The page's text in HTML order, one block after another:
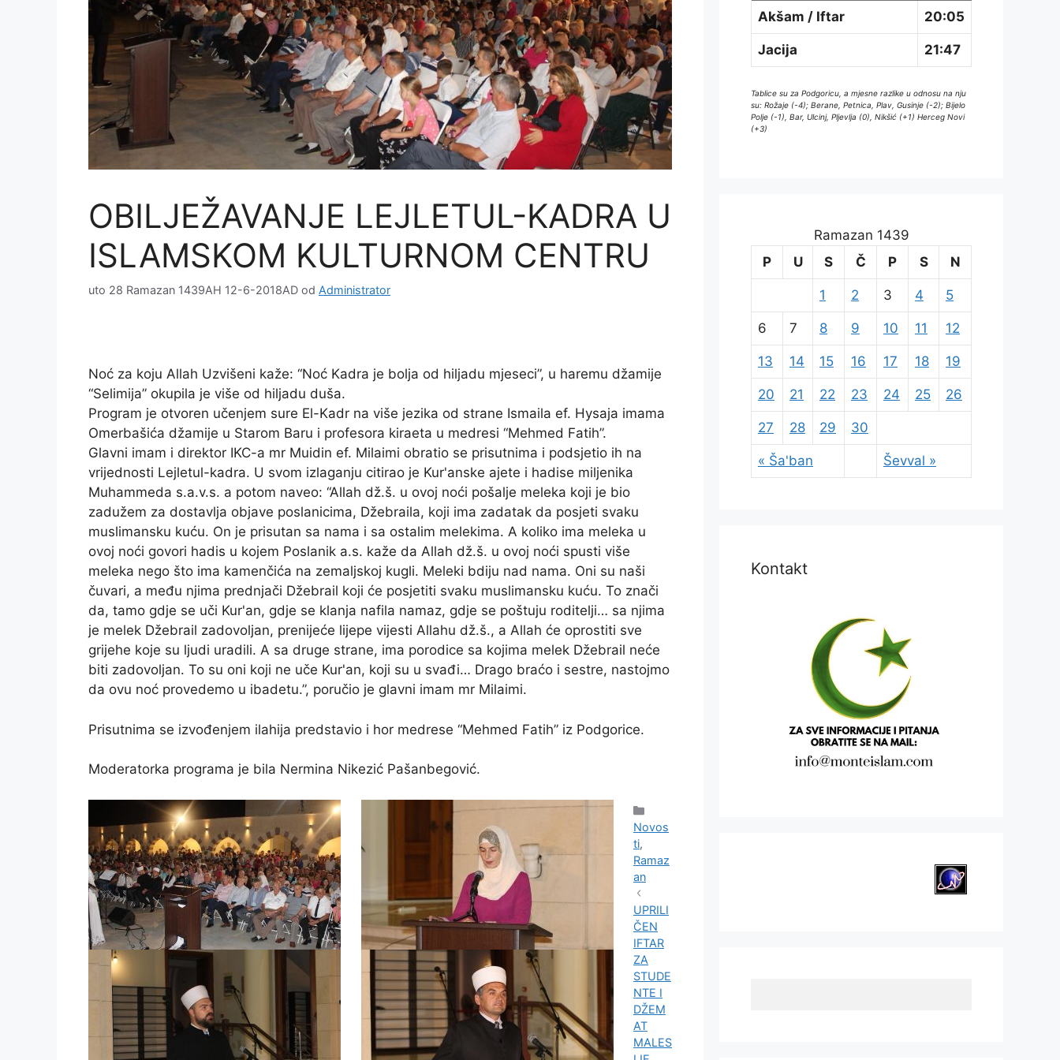
OBILJEŽAVANJE LEJLETUL-KADRA U
ISLAMSKOM KULTURNOM CENTRU
uto 28 Ramazan 1439AH 12-6-2018AD od Administrator
Noć za koju Allah Uzvišeni kaže: “Noć Kadra je bolja od hiljadu mjeseci”, u haremu džamije
“Selimija” okupila je više od hiljadu duša.
Program je otvoren učenjem sure El-Kadr na više jezika od strane Ismaila ef. Hysaja imama
Omerbašića džamije u Starom Baru i profesora kiraeta u medresi “Mehmed Fatih”.
Glavni imam i direktor IKC-a mr Muidin ef. Milaimi obratio se prisutnima i podsjetio ih na
vrijednosti Lejletul-kadra. U svom izlaganju citirao je Kur'anske ajete i hadise miljenika
Muhammeda s.a.v.s. a potom naveo: “Allah dž.š. u ovoj noći pošalje meleka koji je bio
zadužem za dostavlja objave poslanicima, Džebraila, koji ima zadatak da posjeti svaku
muslimansku kuću. On je prisutan sa nama i sa ostalim melekima. A koliko ima meleka u
ovoj noći govori hadis u kojem Poslanik a.s. kaže da Allah dž.š. u ovoj noći spusti više
meleka nego što ima kamenčića na zemaljskoj kugli. Meleki bdiju nad nama. Oni su naši
čuvari, a među njima prednjači Džebrail koji će posjetiti svaku muslimansku kuću. To znači
da, tamo gdje se uči Kur'an, gdje se klanja nafila namaz, gdje se poštuju roditelji… sa njima
je melek Džebrail zadovoljan, prenijeće lijepe vijesti Allahu dž.š., a Allah će oprostiti sve
grijehe koje su ljudi uradili. A sa druge strane, ima porodice sa kojima melek Džebrail neće
biti zadovoljan. To su oni koji ne uče Kur'an, koji su u svađi… Drago braćo i sestre, nastojmo
da ovu noć provedemo u ibadetu.”, poručio je glavni imam mr Milaimi.
Prisutnima se izvođenjem ilahija predstavio i hor medrese “Mehmed Fatih” iz Podgorice.
Moderatorka programa je bila Nermina Nikezić Pašanbegović.
Novos
ti,
Ramaz
an
UPRILI
ČEN
IFTAR
ZA
STUDE
NTE I
DŽEM
AT
MALES
Akšam / Iftar 20:05
Jacija 21:47
Tablice su za Podgoricu, a mjesne razlike u odnosu na nju
su: Rožaje (-4); Berane, Petnica, Plav, Gusinje (-2); Bijelo
Polje (-1), Bar, Ulcinj, Pljevlja (0), Nikšić (+1) Herceg Novi
(+3)
Ramazan 1439
P
U S Č P S N
« Ša'ban Ševval »
1 2 3 4 5
6 7 8 9 10 11 12
13 14 15 16 17 18 19
20 21 22 23 24 25 26
27 28 29 30
Kontakt